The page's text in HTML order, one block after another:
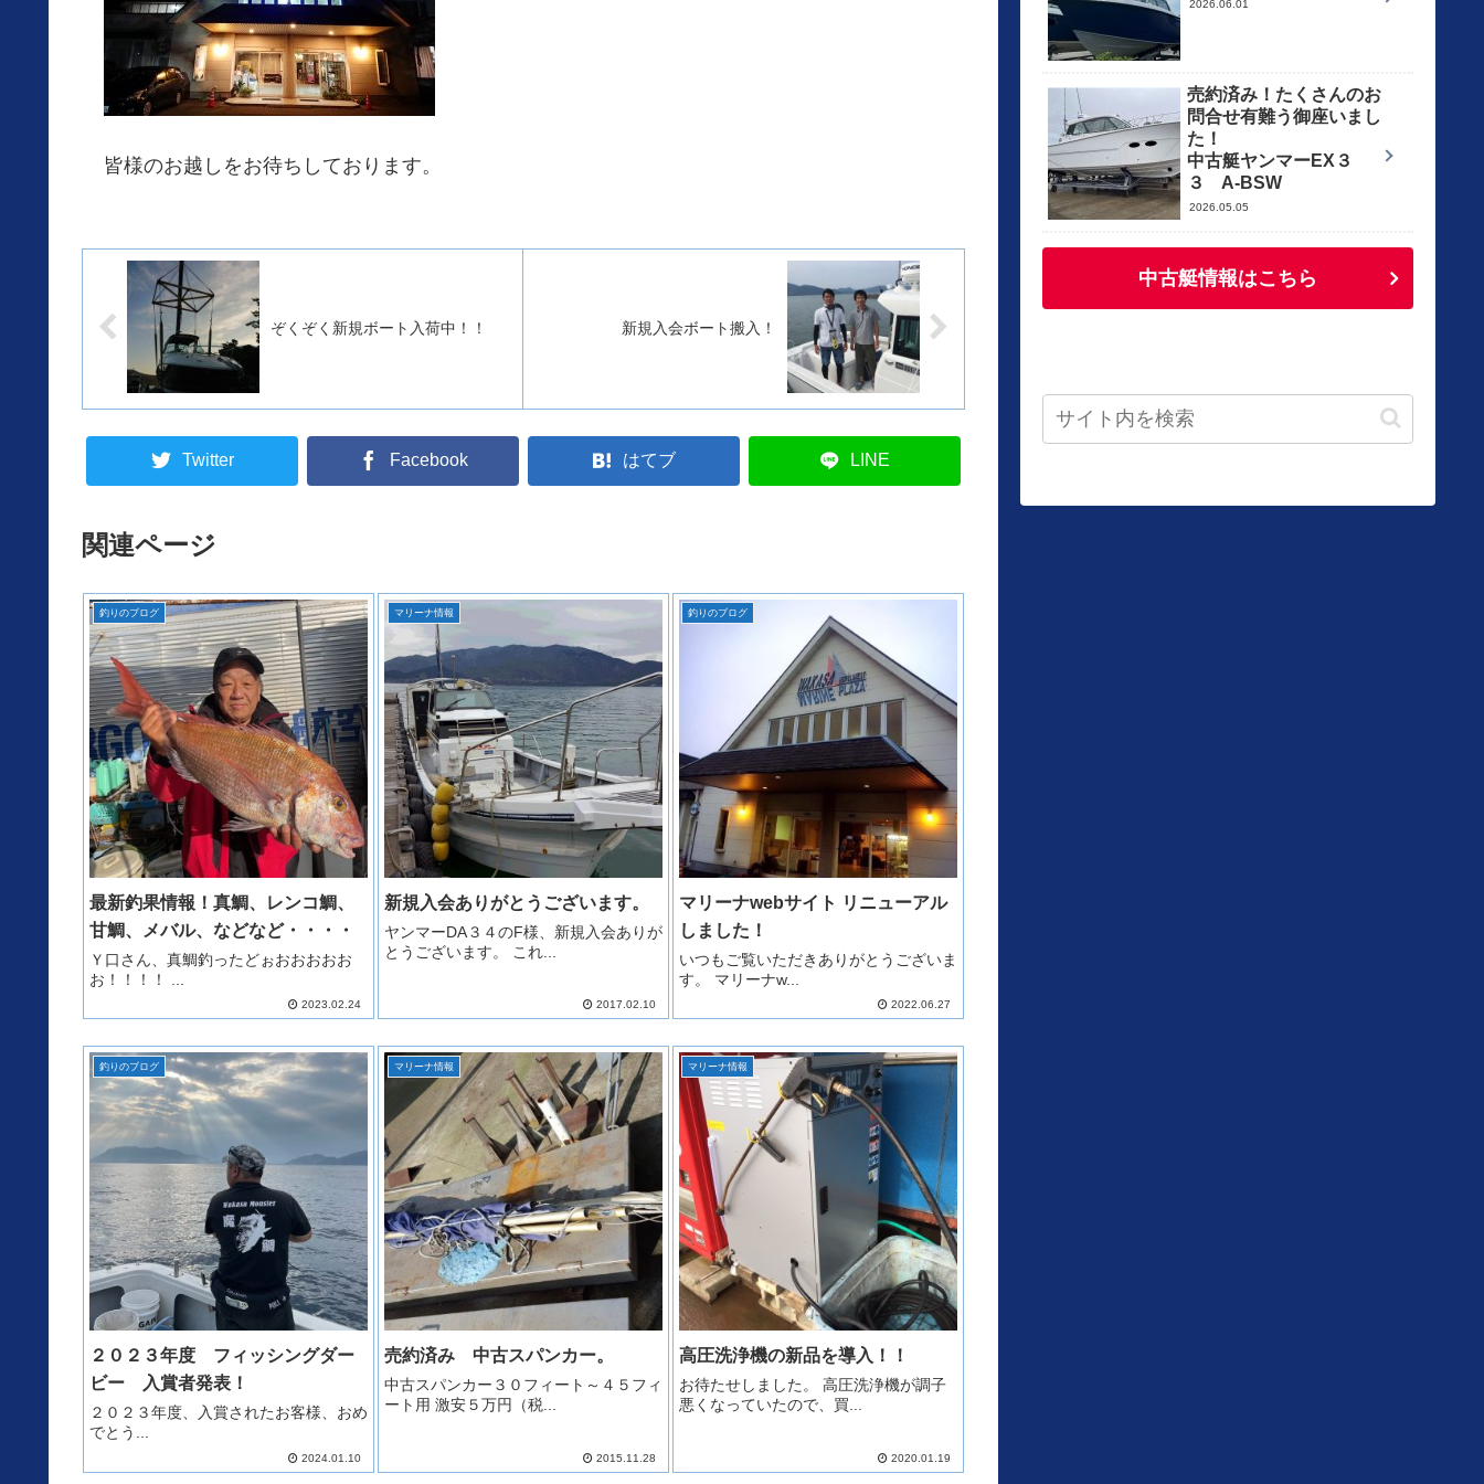
皆様のお越しをお待ちしております。
ぞくぞく新規ボート入荷中！！ 新規入会ボート搬入！
Twitter Facebook はてブ LINE
関連ページ
釣りのブログ
最新釣果情報！真鯛、レンコ鯛、
甘鯛、メバル、などなど・・・・
Ｙ口さん、真鯛釣ったどぉおおおおお
2023.02.24
マリーナ情報
新規入会ありがとうございます。
ヤンマーDA３４のF様、新規入会ありが
とうございます。 これ...
2017.02.10
釣りのブログ
マリーナwebサイト リニューアル
しました！
いつもご覧いただきありがとうございま
す。 マリーナw...
2022.06.27
釣りのブログ
２０２３年度 フィッシングダー
ビー 入賞者発表！
２０２３年度、入賞されたお客様、おめ
でとう...
2024.01.10
マリーナ情報
売約済み 中古スパンカー。
中古スパンカー３０フィート～４５フィ
ート用 激安５万円（税...
2015.11.28
マリーナ情報
高圧洗浄機の新品を導入！！
お待たせしました。 高圧洗浄機が調子
悪くなっていたので、買...
2020.01.19
2026.06.01
売約済み！たくさんのお
問合せ有難う御座いまし
た！
中古艇ヤンマーEX３
３ A-BSW
2026.05.05
中古艇情報はこちら